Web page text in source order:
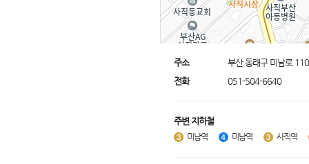
주소
부산 동래구 미남로 110
전화
051-504-6640
주변 지하철
미남역 미남역 사직역